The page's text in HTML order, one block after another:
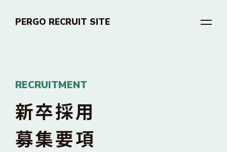
PERGO RECRUIT SITE
RECRUITMENT
新卒採用
募集要項